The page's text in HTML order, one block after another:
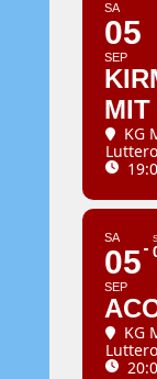
SA
05
SEP
MIT
KG
SA
05
SEP
KG